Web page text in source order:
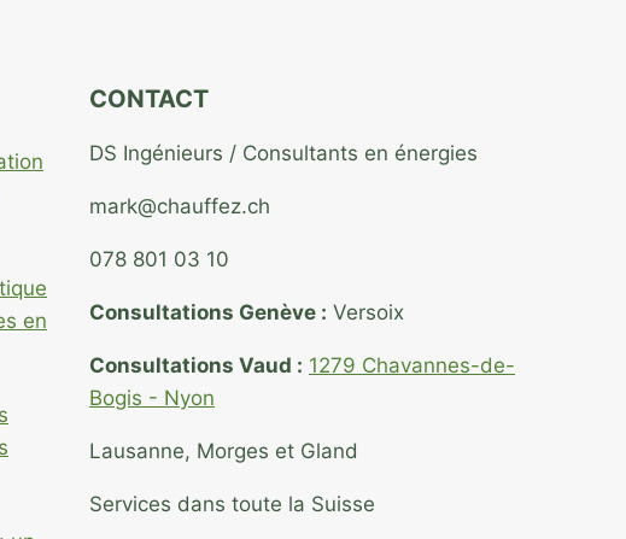
en
CONTACT
DS Ingénieurs / Consultants en énergies
mark@chauffez.ch
078 801 03 10
Consultations Genève : Versoix
Consultations Vaud : 1279 Chavannes-de-
Bogis - Nyon
Lausanne, Morges et Gland
Services dans toute la Suisse